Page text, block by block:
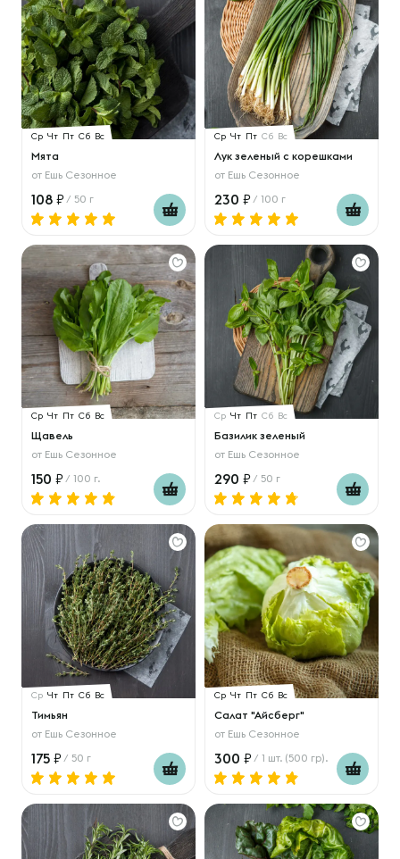
Ср Чт Пт Сб Вс
Мята
от Ешь Сезонное
108 / 50 г
Ср Чт Пт Сб Вс
Лук зеленый с корешками
от Ешь Сезонное
230 / 100 г
Ср Чт Пт Сб Вс
Щавель
от Ешь Сезонное
150 / 100 г.
Ср Чт Пт Сб Вс
Базилик зеленый
от Ешь Сезонное
290 / 50 г
Ср Чт Пт Сб Вс
Тимьян
от Ешь Сезонное
175 / 50 г
Ср Чт Пт Сб Вс
Салат "Айсберг"
от Ешь Сезонное
300 / 1 шт. (500 гр).